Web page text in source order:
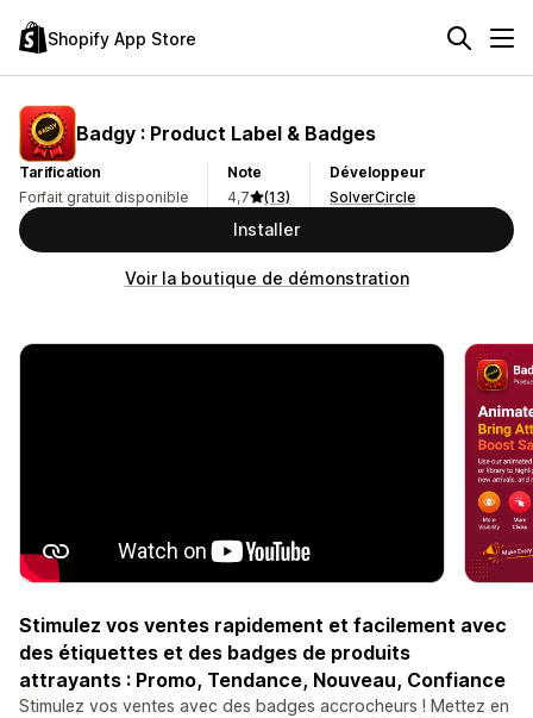
Shopify App Store
Badgy : Product Label & Badges
Tarification
Forfait gratuit disponible
Note
4,7
(13)
Développeur
SolverCircle
Installer
Voir la boutique de démonstration
Stimulez vos ventes rapidement et facilement avec
des étiquettes et des badges de produits
attrayants : Promo, Tendance, Nouveau, Confiance
Stimulez vos ventes avec des badges accrocheurs ! Mettez en